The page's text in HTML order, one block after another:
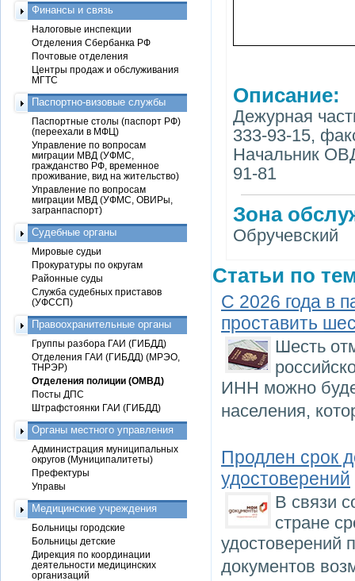
Описание:
Дежурная
333-93-15,
Начальник
91-81
Зона
Обручевский
Статьи по
С 2026 года в
проставить
Шесть
ИНН можно
населения,
Продлен срок
удостоверений
В связи
стране
удостоверений
документов
Финансы и связь
Налоговые инспекции
Отделения Сбербанка РФ
Почтовые отделения
Центры продаж и обслуживания
МГТС
Паспортно-визовые службы
Паспортные столы (паспорт РФ)
(переехали в МФЦ)
Управление по вопросам
миграции МВД (УФМС,
гражданство РФ, временное
проживание, вид на жительство)
Управление по вопросам
миграции МВД (УФМС, ОВИРы,
загранпаспорт)
Судебные органы
Мировые судьи
Прокуратуры по округам
Районные суды
Служба судебных приставов
(УФССП)
Правоохранительные органы
Группы разбора ГАИ (ГИБДД)
Отделения ГАИ (ГИБДД) (МРЭО,
ТНРЭР)
Отделения полиции (ОМВД)
Посты ДПС
Штрафстоянки ГАИ (ГИБДД)
Органы местного управления
Администрация муниципальных
округов (Муниципалитеты)
Префектуры
Управы
Медицинские учреждения
Больницы городские
Больницы детские
Дирекция по координации
деятельности медицинских
организаций